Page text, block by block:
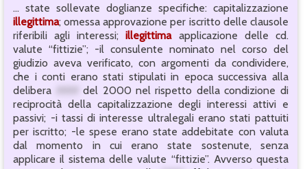
... state sollevate doglianze specifiche: capitalizzazione
illegittima; omessa approvazione per iscritto delle clausole
riferibili agli interessi;illegittimaapplicazione delle cd.
valute “fittizie”; -il consulente nominato nel corso del
giudizio aveva verificato, con argomenti da condividere,
che i conti erano stati stipulati in epoca successiva alla
delibera
del 2000 nel rispetto della condizione di
reciprocità della capitalizzazione degli interessi attivi e
passivi; -i tassi di interesse ultralegali erano stati pattuiti
per iscritto; -le spese erano state addebitate con valuta
dal momento in cui erano state sostenute, senza
applicare il sistema delle valute “fittizie”. Avverso questa